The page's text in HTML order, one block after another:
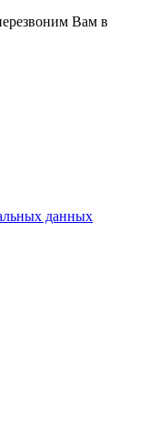
Вам в
данных